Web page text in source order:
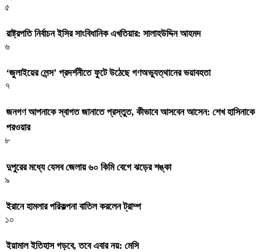
৫
রাষ্ট্রপতি নির্বাচন ইসির সাংবিধানিক এখতিয়ার: সালাহউদ্দিন আহমদ
৬
‘জুলাইয়ের লেন্স’ প্রদর্শনীতে ফুটে উঠেছে গণঅভ্যুত্থানের ভয়াবহতা
৭
জনগণ আপনাকে স্বাগত জানাতে প্রস্তুত, কীভাবে আসবেন আসেন: শেখ হাসিনাকে
পরওয়ার
৮
দুপুরের মধ্যে যেসব জেলায় ৬০ কিমি বেগে ঝড়ের শঙ্কা
৯
ইরানে হামলার পরিকল্পনা বাতিল করলেন ট্রাম্প
১০
ইয়ামাল ইতিহাস গড়বে, তবে এবার নয়: মেসি